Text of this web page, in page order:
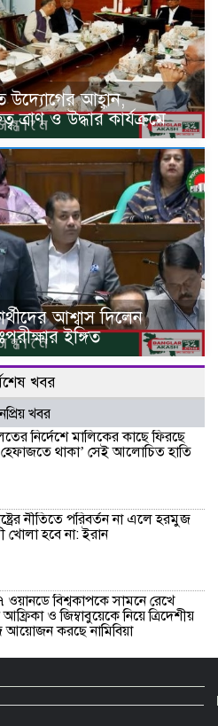
উদ্যোগের আহ্বান,
ত্রাণ ও উদ্ধার কার্যক্রমে
আশ্বাস দিলেন
ইঙ্গিত
খবর
খবর
নির্দেশে মালিকের কাছে ফিরছে
হেফাজতে থাকা’ সেই আলোচিত হাতি
নীতিতে পরিবর্তন না এলে হরমুজ
খোলা হবে না: ইরান
বিশ্বকাপকে সামনে রেখে
আফ্রিকা ও জিম্বাবুয়েকে নিয়ে ত্রিদেশীয়
আয়োজন করছে নামিবিয়া
দিনমজুরি, ভুলতে বসা মাতৃভাষা: